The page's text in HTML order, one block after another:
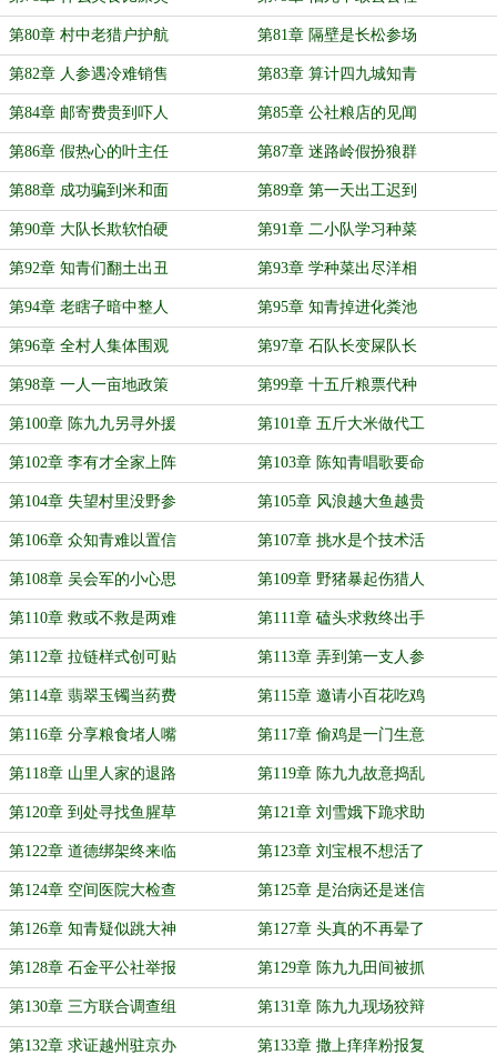
第80章 村中老猎户护航 第81章 隔壁是长松参场
第82章 人参遇冷难销售 第83章 算计四九城知青
第84章 邮寄费贵到吓人 第85章 公社粮店的见闻
第86章 假热心的叶主任 第87章 迷路岭假扮狼群
第88章 成功骗到米和面 第89章 第一天出工迟到
第90章 大队长欺软怕硬 第91章 二小队学习种菜
第92章 知青们翻土出丑 第93章 学种菜出尽洋相
第94章 老瞎子暗中整人 第95章 知青掉进化粪池
第96章 全村人集体围观 第97章 石队长变屎队长
第98章 一人一亩地政策 第99章 十五斤粮票代种
第100章 陈九九另寻外援 第101章 五斤大米做代工
第102章 李有才全家上阵 第103章 陈知青唱歌要命
第104章 失望村里没野参 第105章 风浪越大鱼越贵
第106章 众知青难以置信 第107章 挑水是个技术活
第108章 吴会军的小心思 第109章 野猪暴起伤猎人
第110章 救或不救是两难 第111章 磕头求救终出手
第112章 拉链样式创可贴 第113章 弄到第一支人参
第114章 翡翠玉镯当药费 第115章 邀请小百花吃鸡
第116章 分享粮食堵人嘴 第117章 偷鸡是一门生意
第118章 山里人家的退路 第119章 陈九九故意捣乱
第120章 到处寻找鱼腥草 第121章 刘雪娥下跪求助
第122章 道德绑架终来临 第123章 刘宝根不想活了
第124章 空间医院大检查 第125章 是治病还是迷信
第126章 知青疑似跳大神 第127章 头真的不再晕了
第128章 石金平公社举报 第129章 陈九九田间被抓
第130章 三方联合调查组 第131章 陈九九现场狡辩
第132章 求证越州驻京办 第133章 撒上痒痒粉报复